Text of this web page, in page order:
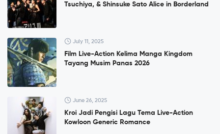
Tsuchiya, & Shinsuke Sato Alice in Borderland
July 11, 2025
Film Live-Action Kelima Manga Kingdom
Tayang Musim Panas 2026
June 26, 2025
Kroi Jadi Pengisi Lagu Tema Live-Action
Kowloon Generic Romance